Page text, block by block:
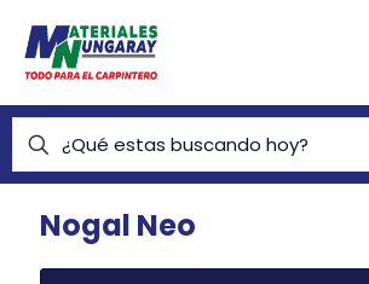
Nogal Neo